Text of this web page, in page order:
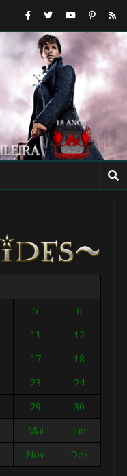
5
6
11
12
17
18
23
24
29
30
Mai
Jun
Nov Dez